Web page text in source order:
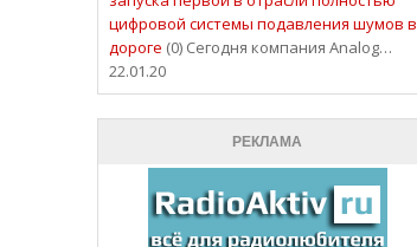
цифровой системы подавления шумов в
дороге (0) Сегодня компания Analog…
22.01.20
РЕКЛАМА